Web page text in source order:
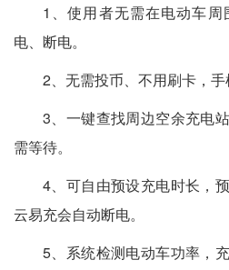
1、使用者无需在电动车
电、断电。
2、无需投币、不用刷卡，手
3、一键查找周边空余充电
需等待。
4、可自由预设充电时长，
云易充会自动断电。
5、系统检测电动车功率，